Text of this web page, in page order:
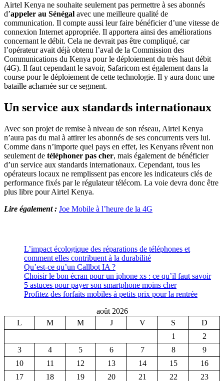
Airtel Kenya ne souhaite seulement pas permettre à ses abonnés
d’appeler au Sénégal avec une meilleure qualité de
communication. Il compte aussi leur faire bénéficier d’une vitesse de
connexion Internet appropriée. Il apportera ainsi des améliorations
concernant le débit. Cela ne devrait pas être compliqué, car
l’opérateur avait déjà obtenu l’aval de la Commission des
Communications du Kenya pour le déploiement du très haut débit
(4G). Il faut cependant le savoir, Safaricom est également dans la
course pour le déploiement de cette technologie. Il y aura donc une
bataille acharnée sur ce segment.
Un service aux standards internationaux
Avec son projet de remise à niveau de son réseau, Airtel Kenya
n’aura pas du mal à attirer les abonnés de ses concurrents vers lui.
Comme dans n’importe quel pays en effet, les Kenyans rêvent non
seulement de téléphoner pas cher, mais également de bénéficier
d’un service aux standards internationaux. Cependant, tous les
opérateurs locaux ne remplissent pas encore les indicateurs clés de
performance fixés par le régulateur télécom. La voie devra donc être
plus libre pour Airtel Kenya.
Lire également : Joe Mobile à l’heure de la 4G
L’impact écologique des réparations de téléphones et
comment elles contribuent à la durabilité
Qu’est-ce qu’un Callbot IA ?
Choisir le bon écran pour un iphone xs : ce qu’il faut savoir
5 astuces pour payer son smartphone moins cher
Profitez des forfaits mobiles à petits prix pour la rentrée
août 2026
L
M M J V S
D
1
2
3
4 5 6 7 8
9
10
11 12 13 14 15
16
17
18 19 20 21 22 23